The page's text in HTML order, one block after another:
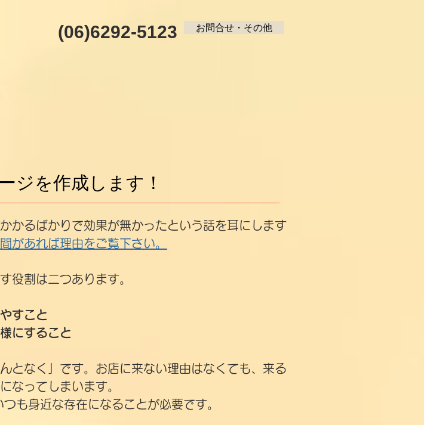
(06)6292-5123 お問合せ・その他
ジを作成します！
かるばかりで効果が無かったという話を耳にします
があれば理由をご覧下さい。
役割は二つあります。
すこと
にすること
となく」です。お店に来ない理由はなくても、来る
なってしまいます。
も身近な存在になることが必要です。